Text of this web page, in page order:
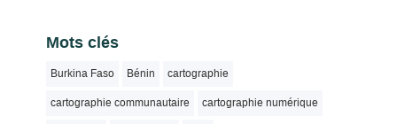
Mots clés
Burkina Faso Bénin cartographie
cartographie communautaire cartographie numérique